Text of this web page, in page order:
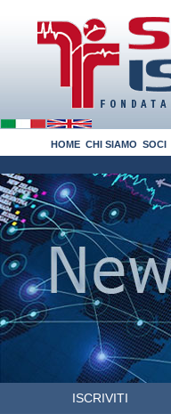
HOME CHI SIAMO SOCI
ISCRIVITI